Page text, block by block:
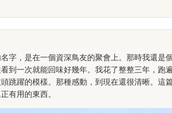
字，是在一個資深鳥友的聚會上。那時我還是
到一次就能回味好幾年。我花了整整三年，跑
跳躍的模樣。那種感動，到現在還很清晰。這
有用的東西。